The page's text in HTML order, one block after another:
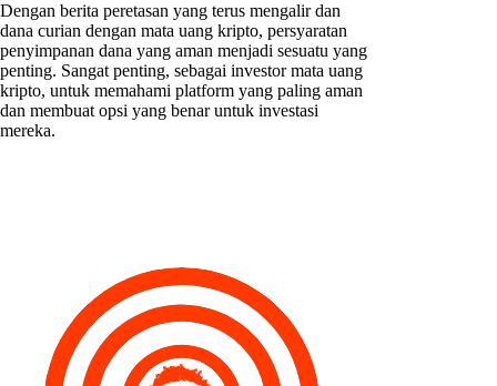
Dengan berita peretasan yang terus mengalir dan
dana curian dengan mata uang kripto, persyaratan
penyimpanan dana yang aman menjadi sesuatu yang
penting. Sangat penting, sebagai investor mata uang
kripto, untuk memahami platform yang paling aman
dan membuat opsi yang benar untuk investasi
mereka.